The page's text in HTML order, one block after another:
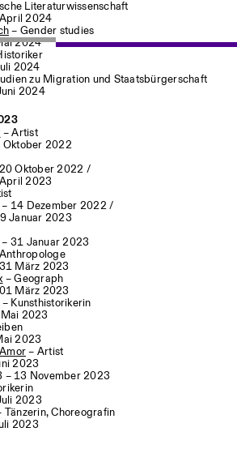
Literaturwissenschaft
2024
– Gender studies
2024
2024
zu Migration und Staatsbürgerschaft
2024
– Artist
2022
Oktober 2022 /
2023
14 Dezember 2022 /
Januar 2023
31 Januar 2023
März 2023
– Geograph
März 2023
– Kunsthistorikerin
2023
2023
– Artist
2023
– 13 November 2023
2023
Tänzerin, Choreografin
2023